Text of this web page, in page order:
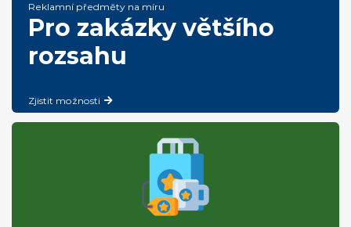
Reklamní předměty na míru
Pro zakázky většího
rozsahu
Zjistit možnosti